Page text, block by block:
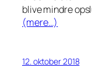
blive mindre
(mere…)
12. oktober 2018